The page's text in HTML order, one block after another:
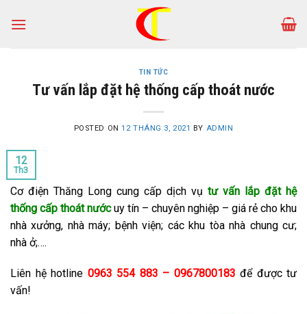
TIN TỨC
Tư vấn lắp đặt hệ thống cấp thoát nước
POSTED ON12 THÁNG 3, 2021 BY ADMIN
12
Th3
Cơ điện Thăng Long cung cấp dịch vụ tư vấn lắp đặt hệ
thống cấp thoát nước uy tín – chuyên nghiệp – giá rẻ cho khu
nhà xưởng, nhà máy; bệnh viện; các khu tòa nhà chung cư;
nhà ở;….
Liên hệ hotline 0963 554 883 – 0967800183 để được tư
vấn!